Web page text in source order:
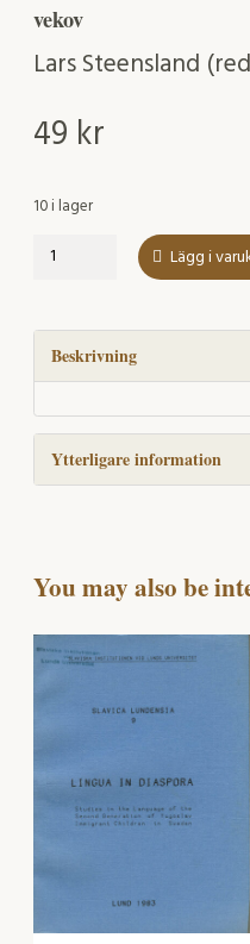
vekov
Lars Steensland
49 kr
10 i lager
Russkaja
Lägg i
Beskrivning
Ytterligare information
You may also be